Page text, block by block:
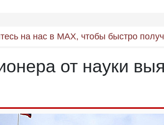
на нас в MAX, чтобы быстро
от науки